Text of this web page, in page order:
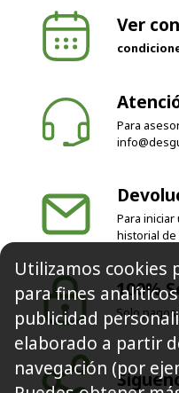
Ver
historial
100%
Solo pagos
Utilizamos cookies
para fines
publicidad
elaborado a partir
navegación (por